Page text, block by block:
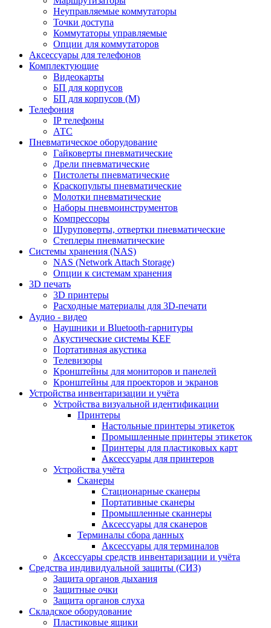
Неуправляемые коммутаторы
Точки доступа
Коммутаторы управляемые
Опции для коммутаторов
Аксессуары для телефонов
Комплектующие
Видеокарты
БП для корпусов
БП для корпусов (М)
Телефония
IP телефоны
АТС
Пневматическое оборудование
Гайковерты пневматические
Дрели пневматические
Пистолеты пневматические
Краскопульты пневматические
Молотки пневматические
Наборы пневмоинструментов
Компрессоры
Шуруповерты, отвертки пневматические
Степлеры пневматические
Cистемы хранения (NAS)
NAS (Network Attach Storage)
Опции к системам хранения
3D печать
3D принтеры
Расходные материалы для 3D-печати
Аудио - видео
Наушники и Bluetooth-гарнитуры
Акустические системы KEF
Портативная акустика
Телевизоры
Кронштейны для мониторов и панелей
Кронштейны для проекторов и экранов
Устройства инвентаризации и учёта
Устройства визуальной идентификации
Принтеры
Настольные принтеры этикеток
Промышленные принтеры этикеток
Принтеры для пластиковых карт
Аксессуары для принтеров
Устройства учёта
Сканеры
Стационарные сканеры
Портативные сканеры
Промышленные сканнеры
Аксессуары для сканеров
Терминалы сбора данных
Аксессуары для терминалов
Аксессуары средств инвентаризации и учёта
Средства индивидуальной защиты (СИЗ)
Защита органов дыхания
Защитные очки
Защита органов слуха
Складское оборудование
Пластиковые ящики